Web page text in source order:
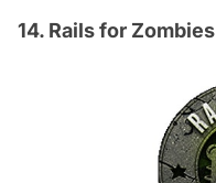
14. Rails for Zombies